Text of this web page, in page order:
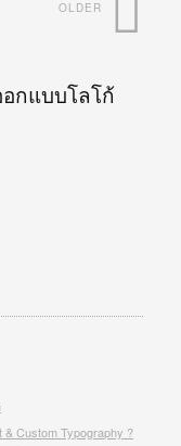
OLDER
กแบบโลโก้
Custom Typography ?